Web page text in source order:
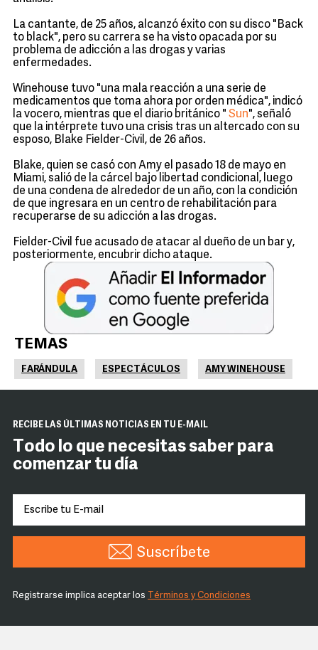
La cantante, de 25 años, alcanzó éxito con su disco "Back
to black", pero su carrera se ha visto opacada por su
problema de adicción a las drogas y varias
enfermedades.
Winehouse tuvo "una mala reacción a una serie de
medicamentos que toma ahora por orden médica", indicó
la vocero, mientras que el diario británico " Sun", señaló
que la intérprete tuvo una crisis tras un altercado con su
esposo, Blake Fielder-Civil, de 26 años.
Blake, quien se casó con Amy el pasado 18 de mayo en
Miami, salió de la cárcel bajo libertad condicional, luego
de una condena de alrededor de un año, con la condición
de que ingresara en un centro de rehabilitación para
recuperarse de su adicción a las drogas.
Fielder-Civil fue acusado de atacar al dueño de un bar y,
posteriormente, encubrir dicho ataque.
TEMAS
FARÁNDULA ESPECTÁCULOS AMY WINEHOUSE
RECIBE LAS ÚLTIMAS NOTICIAS EN TU E-MAIL
Todo lo que necesitas saber para
comenzar tu día
Suscríbete
Registrarse implica aceptar los Términos y Condiciones